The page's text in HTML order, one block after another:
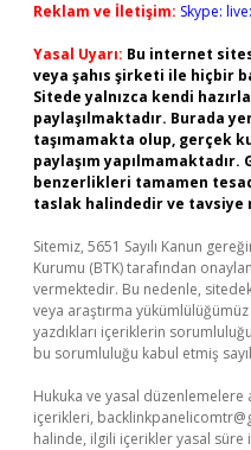
Reklam ve İletişim: Skype:
Yasal Uyarı: Bu internet
veya şahıs şirketi ile hiçbir
Sitede yalnızca kendi
paylaşılmaktadır. Burada
taşımamakta olup, gerçek
paylaşım
benzerlikleri tamamen
taslak halindedir ve tavsiye
Sitemiz, 5651 Sayılı Kanun
Kurumu (BTK) tarafından
vermektedir. Bu nedenle,
veya araştırma
yazdıkları içeriklerin
bu sorumluluğu kabul etmiş
Hukuka ve yasal düzenlemelere
içerikleri,
halinde, ilgili içerikler yasal süre